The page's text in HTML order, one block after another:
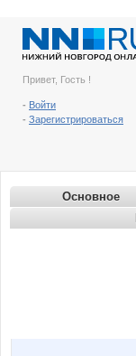
Привет, Гость !
- Войти
- Зарегистрироваться
Основное